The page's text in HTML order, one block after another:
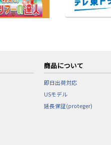
商品について
即日出荷対応
USモデル
延長保証(proteger)